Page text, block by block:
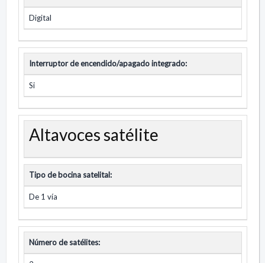
Digital
Interruptor de encendido/apagado integrado:
Si
Altavoces satélite
Tipo de bocina satelital:
De 1 vía
Número de satélites: